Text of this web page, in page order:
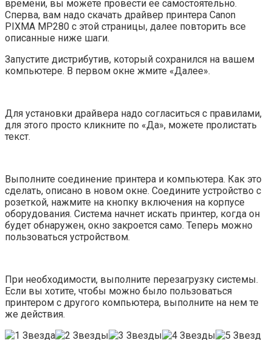
времени, вы можете провести ее самостоятельно.
Сперва, вам надо скачать драйвер принтера Canon
PIXMA MP280 с этой страницы, далее повторить все
описанные ниже шаги.
Запустите дистрибутив, который сохранился на вашем
компьютере. В первом окне жмите «Далее».
Для установки драйвера надо согласиться с правилами,
для этого просто кликните по «Да», можете пролистать
текст.
Выполните соединение принтера и компьютера. Как это
сделать, описано в новом окне. Соедините устройство с
розеткой, нажмите на кнопку включения на корпусе
оборудования. Система начнет искать принтер, когда он
будет обнаружен, окно закроется само. Теперь можно
пользоваться устройством.
При необходимости, выполните перезагрузку системы.
Если вы хотите, чтобы можно было пользоваться
принтером с другого компьютера, выполните на нем те
же действия.